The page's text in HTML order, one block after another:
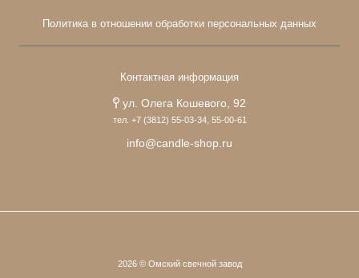
Политика в отношении обработки персональных данных
Контактная информация
ул. Олега Кошевого, 92
тел. +7 (3812) 55-03-34, 55-00-61
info@candle-shop.ru
2026 © Омский свечной завод